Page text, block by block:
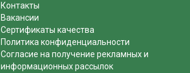
Контакты
Вакансии
Сертификаты качества
Политика конфиденциальности
Согласие на получение рекламных и
информационных рассылок